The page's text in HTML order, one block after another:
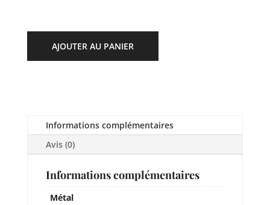
AJOUTER AU PANIER
Informations complémentaires
Avis (0)
Informations complémentaires
Métal